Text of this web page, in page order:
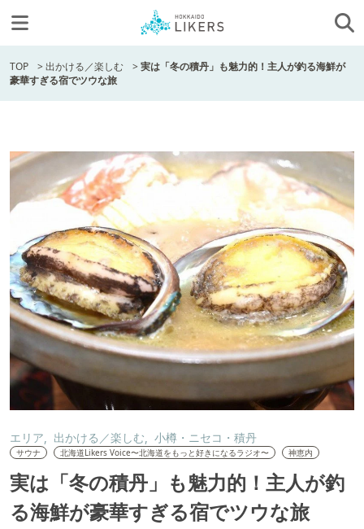
TOP >出かける／楽しむ >実は「冬の積丹」も魅力的！主人が釣る海鮮が
豪華すぎる宿でツウな旅
エリア 出かける／楽しむ 小樽・ニセコ・積丹
サウナ 北海道Likers Voice〜北海道をもっと好きになるラジオ〜 神恵内
実は「冬の積丹」も魅力的！主人が釣
る海鮮が豪華すぎる宿でツウな旅